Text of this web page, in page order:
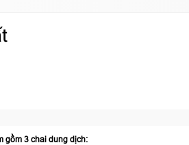
gồm 3 chai dung dịch: